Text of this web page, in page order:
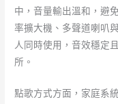
中，音量輸出溫和，避
率擴大機、多聲道喇叭
人同時使用，音效穩定
所。
點歌方式方面，家庭系